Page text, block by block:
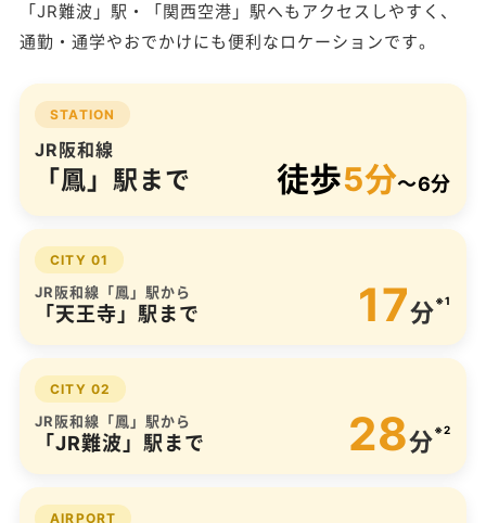
「JR難波」駅・「関西空港」駅へもアクセスしやすく、
通勤・通学やおでかけにも便利なロケーションです。
STATION
JR阪和線
「鳳」駅まで 徒歩5分〜6分
CITY 01
JR阪和線「鳳」駅から
「天王寺」駅まで 17分※1
CITY 02
JR阪和線「鳳」駅から
「JR難波」駅まで 28分※2
AIRPORT